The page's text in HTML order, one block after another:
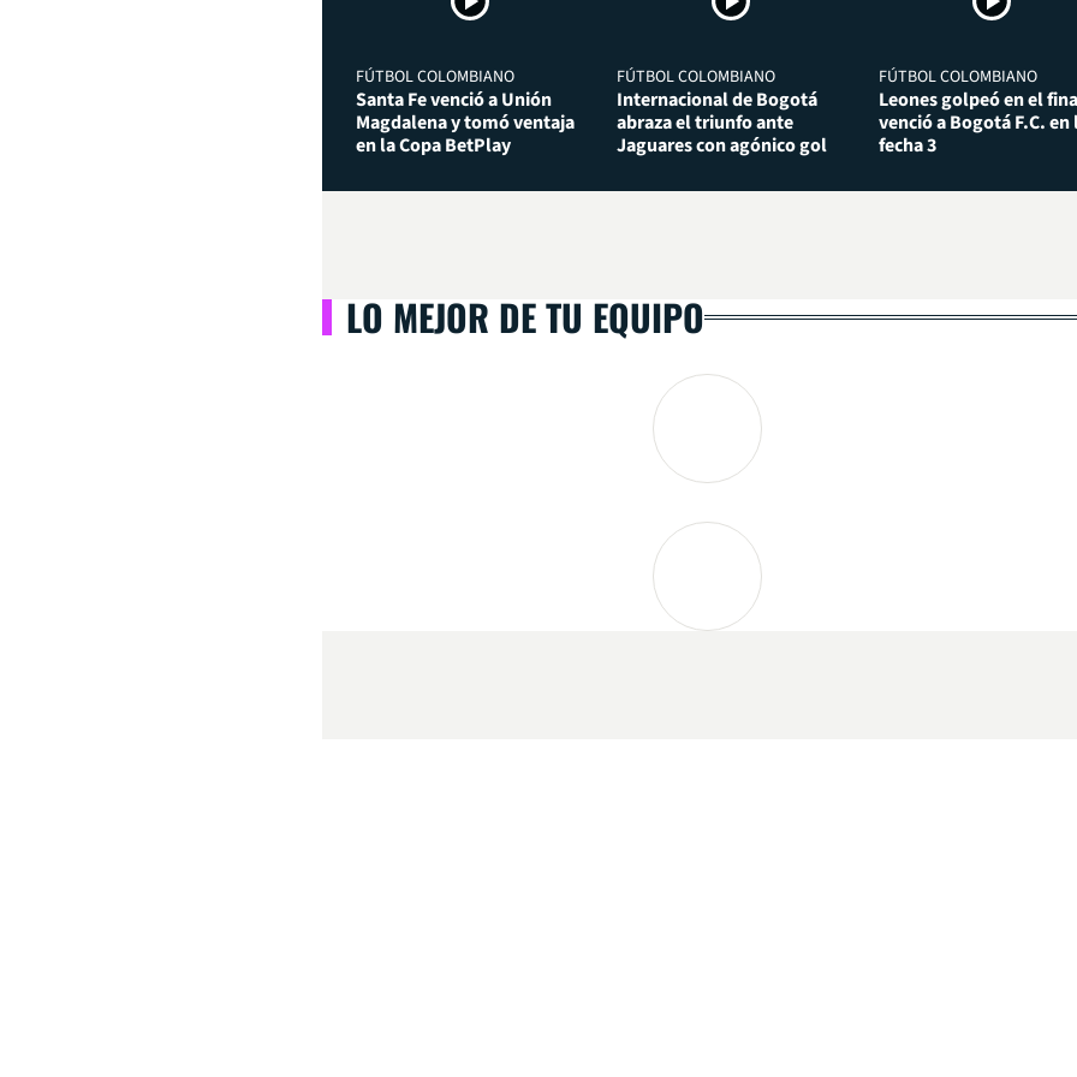
FÚTBOL COLOMBIANO
Santa Fe venció a Unión
Magdalena y tomó ventaja
en la Copa BetPlay
FÚTBOL COLOMBIANO
Internacional de Bogotá
abraza el triunfo ante
Jaguares con agónico gol
FÚTBOL COLOMBIANO
Leones golpeó en el
venció a Bogotá F.C. en
fecha 3
LO MEJOR DE TU EQUIPO